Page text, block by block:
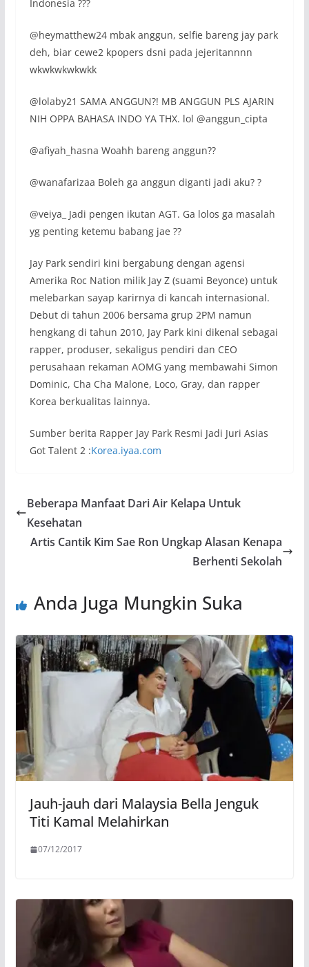
Indonesia ???
@heymatthew24 mbak anggun, selfie bareng jay park
deh, biar cewe2 kpopers dsni pada jejeritannnn
wkwkwkwkwkk
@lolaby21 SAMA ANGGUN?! MB ANGGUN PLS AJARIN
NIH OPPA BAHASA INDO YA THX. lol @anggun_cipta
@afiyah_hasna Woahh bareng anggun??
@wanafarizaa Boleh ga anggun diganti jadi aku? ?
@veiya_ Jadi pengen ikutan AGT. Ga lolos ga masalah
yg penting ketemu babang jae ??
Jay Park sendiri kini bergabung dengan agensi
Amerika Roc Nation milik Jay Z (suami Beyonce) untuk
melebarkan sayap karirnya di kancah internasional.
Debut di tahun 2006 bersama grup 2PM namun
hengkang di tahun 2010, Jay Park kini dikenal sebagai
rapper, produser, sekaligus pendiri dan CEO
perusahaan rekaman AOMG yang membawahi Simon
Dominic, Cha Cha Malone, Loco, Gray, dan rapper
Korea berkualitas lainnya.
Sumber berita Rapper Jay Park Resmi Jadi Juri Asias
Got Talent 2 :Korea.iyaa.com
Beberapa Manfaat Dari Air Kelapa Untuk
Kesehatan
Artis Cantik Kim Sae Ron Ungkap Alasan Kenapa
Berhenti Sekolah
Anda Juga Mungkin Suka
Jauh-jauh dari Malaysia Bella Jenguk
Titi Kamal Melahirkan
07/12/2017